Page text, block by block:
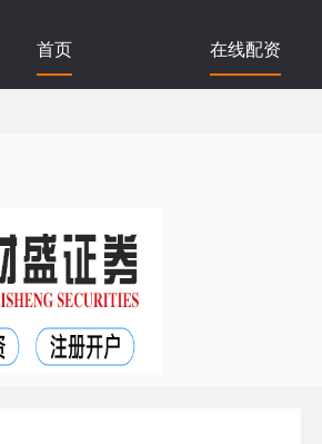
首页 在线配资